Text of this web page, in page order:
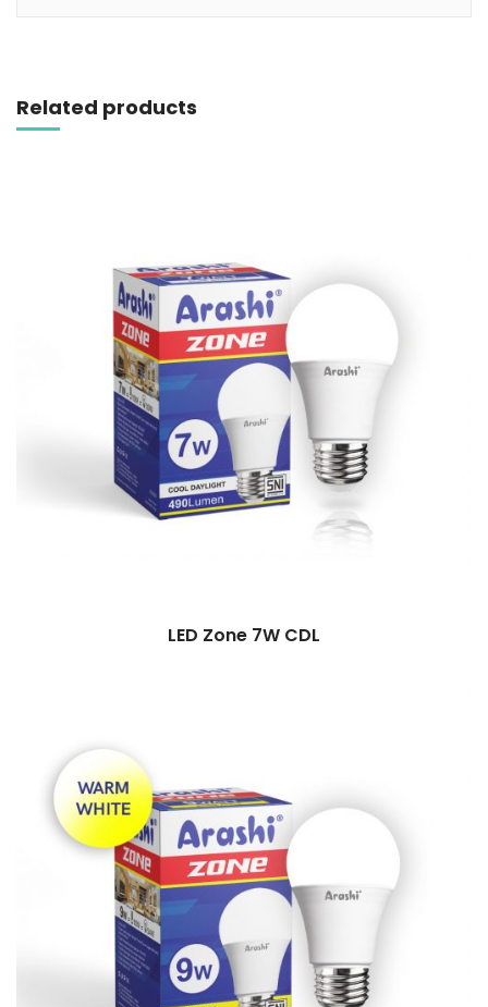
Related products
LED Zone 7W CDL